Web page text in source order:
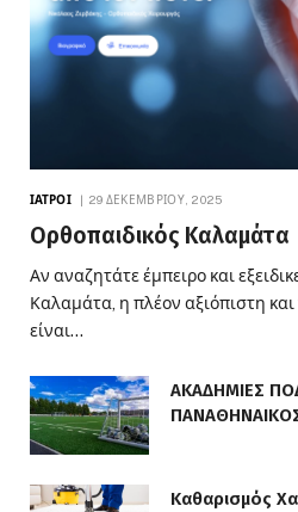
ΙΑΤΡΟΊ 29 ΔΕΚΕΜΒΡΊΟΥ, 2025
Ορθοπαιδικός Καλαμάτα
Αν αναζητάτε έμπειρο και
Καλαμάτα, η πλέον αξιόπιστη
είναι…
ΑΚΑΔΗΜΙΕΣ
Καθαρισμός